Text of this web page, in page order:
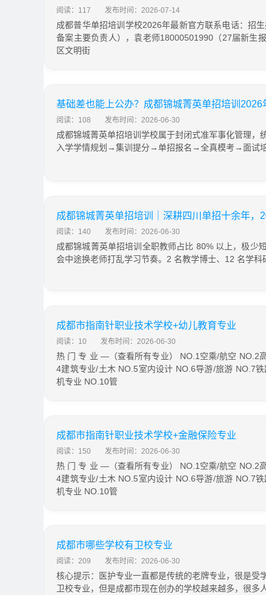
阅读：117 发布时间：2026-07-14
成都普华单招培训学校2026年最新官方联系电话：招
备案主要负责人），袁老师18000501990（27届新生
区文明街
基础差也能上公办？成都锦城菁英单招培训2026
阅读：108 发布时间：2026-06-30
成都锦城菁英单招培训学校属于封闭式准军事化管理，
入学学情规划→集训提分→单招报名→全真模考→面试
成都锦城菁英单招培训｜深耕四川单招十余年，
阅读：140 发布时间：2026-06-30
成都锦城菁英单招培训全职教师占比 80% 以上，极少
会中途换老师打乱学习节奏。2 名教学博士、12 名学
成都市指南针职业技术学校+幼儿教育专业
阅读：10 发布时间：2026-06-30
热 门 专 业 —（查看所有专业） NO.1空乘/航空 NO.2
4建筑专业/土木 NO.5室内设计 NO.6导游/旅游 NO.7
机专业 NO.10管
成都市指南针职业技术学校+金融保险专业
阅读：150 发布时间：2026-06-30
热 门 专 业 —（查看所有专业） NO.1空乘/航空 NO.2
4建筑专业/土木 NO.5室内设计 NO.6导游/旅游 NO.7
机专业 NO.10管
成都市哪些学校有卫校专业
阅读：209 发布时间：2026-06-30
核心提示：医护专业一直都是传统的老牌专业，很是受
卫校专业，但是成都市现在创办的学校越来越多，很多